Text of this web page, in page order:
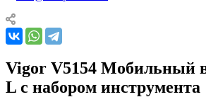
Vigor V5154 Мобильный
L с набором инструмента